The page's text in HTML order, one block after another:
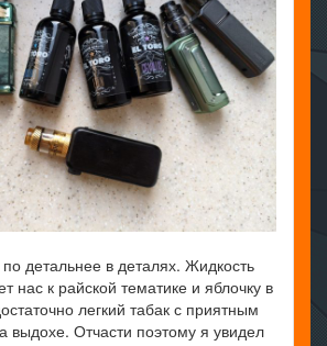
детальнее в деталях. Жидкость
нас к райской тематике и яблочку в
легкий табак с приятным
выдохе. Отчасти поэтому я увидел